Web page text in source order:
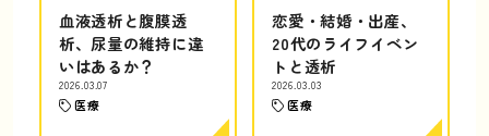
血液透析と腹膜透
析、尿量の維持に違
いはあるか？
2026.03.07
医療
恋愛・結婚・出産、
20代のライフイベン
トと透析
2026.03.03
医療